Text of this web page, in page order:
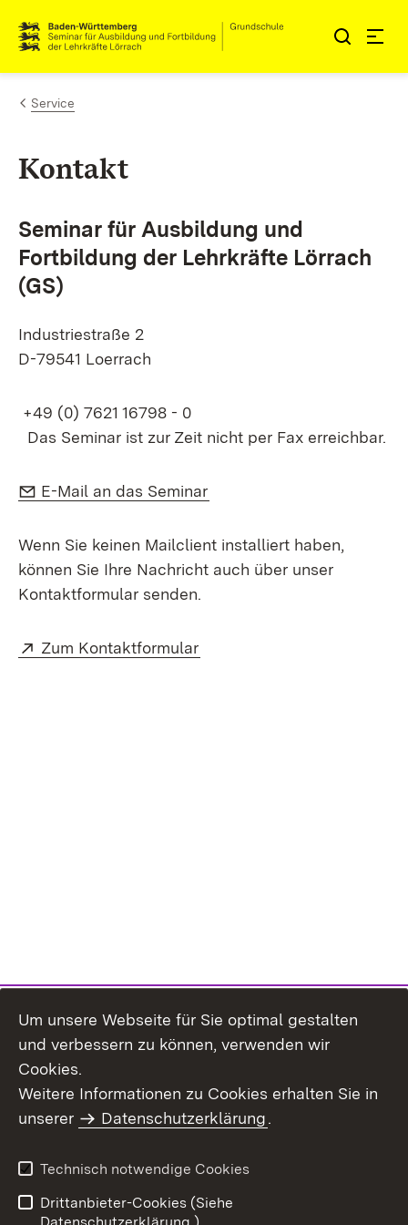
Zum Inhalt springen
Link zur Startseite
Service
Kontakt
Seminar für Ausbildung und
Fortbildung der Lehrkräfte Lörrach
(GS)
Industriestraße 2
D-79541 Loerrach
+49 (0) 7621 16798 - 0
Das Seminar ist zur Zeit nicht per Fax erreichbar.
E-Mail:
E-Mail an das Seminar
Wenn Sie keinen Mailclient installiert haben,
können Sie Ihre Nachricht auch über unser
Kontaktformular senden.
Extern:
Zum Kontaktformular
Benutzungshinweise
Erklärung zur
Um unsere Webseite für Sie optimal gestalten
und verbessern zu können, verwenden wir
Cookies.
Weitere Informationen zu Cookies erhalten Sie in
unserer
Datenschutzerklärung.
Technisch notwendige Cookies
Drittanbieter-Cookies (Siehe